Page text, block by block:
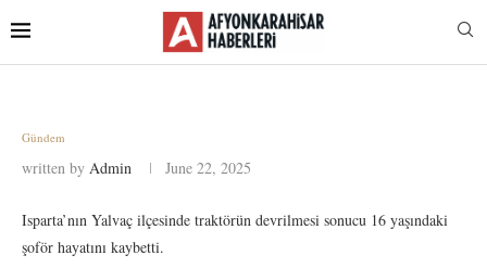
Gündem
written by Admin June 22, 2025
Isparta’nın Yalvaç ilçesinde traktörün devrilmesi sonucu 16 yaşındaki
şoför hayatını kaybetti.